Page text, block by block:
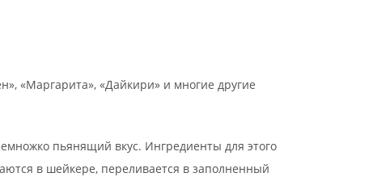
«Маргарита», «Дайкири» и многие другие
пьянящий вкус. Ингредиенты для этого
в шейкере, переливается в заполненный